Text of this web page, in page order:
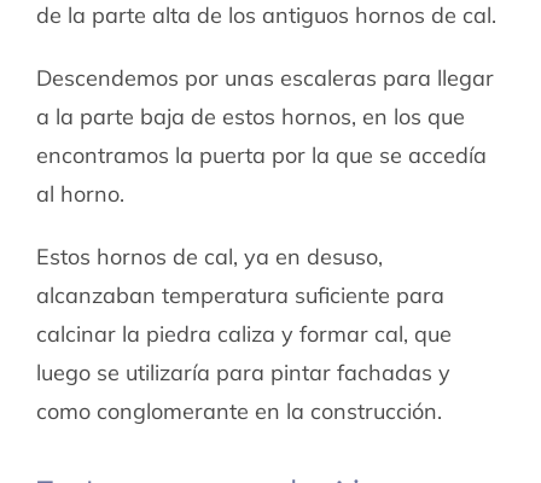
de la parte alta de los antiguos hornos de cal.
Descendemos por unas escaleras para llegar
a la parte baja de estos hornos, en los que
encontramos la puerta por la que se accedía
al horno.
Estos hornos de cal, ya en desuso,
alcanzaban temperatura suficiente para
calcinar la piedra caliza y formar cal, que
luego se utilizaría para pintar fachadas y
como conglomerante en la construcción.